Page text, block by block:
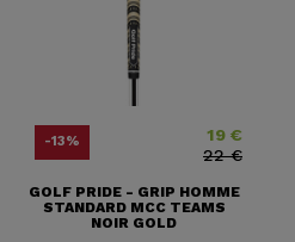
-13% Price19 €
Regular price
22 €
GOLF PRIDE - GRIP HOMME
STANDARD MCC TEAMS
NOIR GOLD